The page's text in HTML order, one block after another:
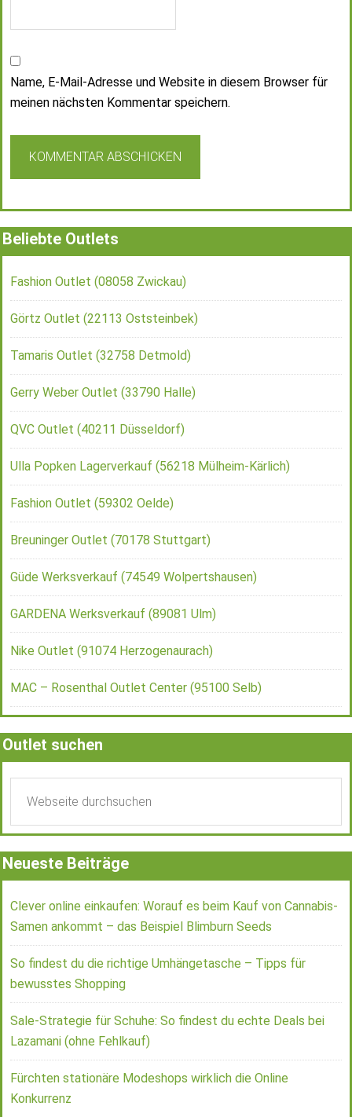
Name, E-Mail-Adresse und Website in diesem Browser für
meinen nächsten Kommentar speichern.
Beliebte Outlets
Fashion Outlet (08058 Zwickau)
Görtz Outlet (22113 Oststeinbek)
Tamaris Outlet (32758 Detmold)
Gerry Weber Outlet (33790 Halle)
QVC Outlet (40211 Düsseldorf)
Ulla Popken Lagerverkauf (56218 Mülheim-Kärlich)
Fashion Outlet (59302 Oelde)
Breuninger Outlet (70178 Stuttgart)
Güde Werksverkauf (74549 Wolpertshausen)
GARDENA Werksverkauf (89081 Ulm)
Nike Outlet (91074 Herzogenaurach)
MAC – Rosenthal Outlet Center (95100 Selb)
Outlet suchen
Neueste Beiträge
Clever online einkaufen: Worauf es beim Kauf von Cannabis-
Samen ankommt – das Beispiel Blimburn Seeds
So findest du die richtige Umhängetasche – Tipps für
bewusstes Shopping
Sale-Strategie für Schuhe: So findest du echte Deals bei
Lazamani (ohne Fehlkauf)
Fürchten stationäre Modeshops wirklich die Online
Konkurrenz